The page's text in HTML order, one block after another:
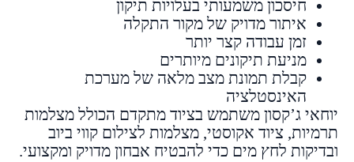
חיסכון משמעותי בעלויות תיקון
איתור מדויק של מקור התקלה
זמן עבודה קצר יותר
מניעת תיקונים מיותרים
קבלת תמונת מצב מלאה של מערכת
האינסטלציה
יוחאי ג’קסון משתמש בציוד מתקדם הכולל מצלמות
תרמיות, ציוד אקוסטי, מצלמות לצילום קווי ביוב
ובדיקות לחץ מים כדי להבטיח אבחון מדויק ומקצועי.